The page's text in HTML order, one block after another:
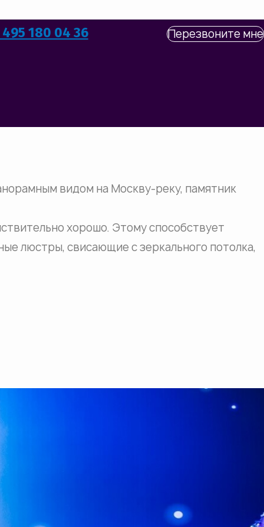
495 180 04 36 Перезвоните мне
видом на Москву-реку, памятник
хорошо. Этому способствует
люстры, свисающие с зеркального потолка,